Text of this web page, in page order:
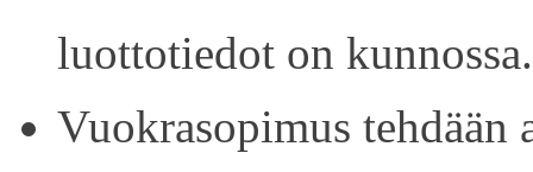
luottotiedot on kunnossa.
Vuokrasopimus tehdään